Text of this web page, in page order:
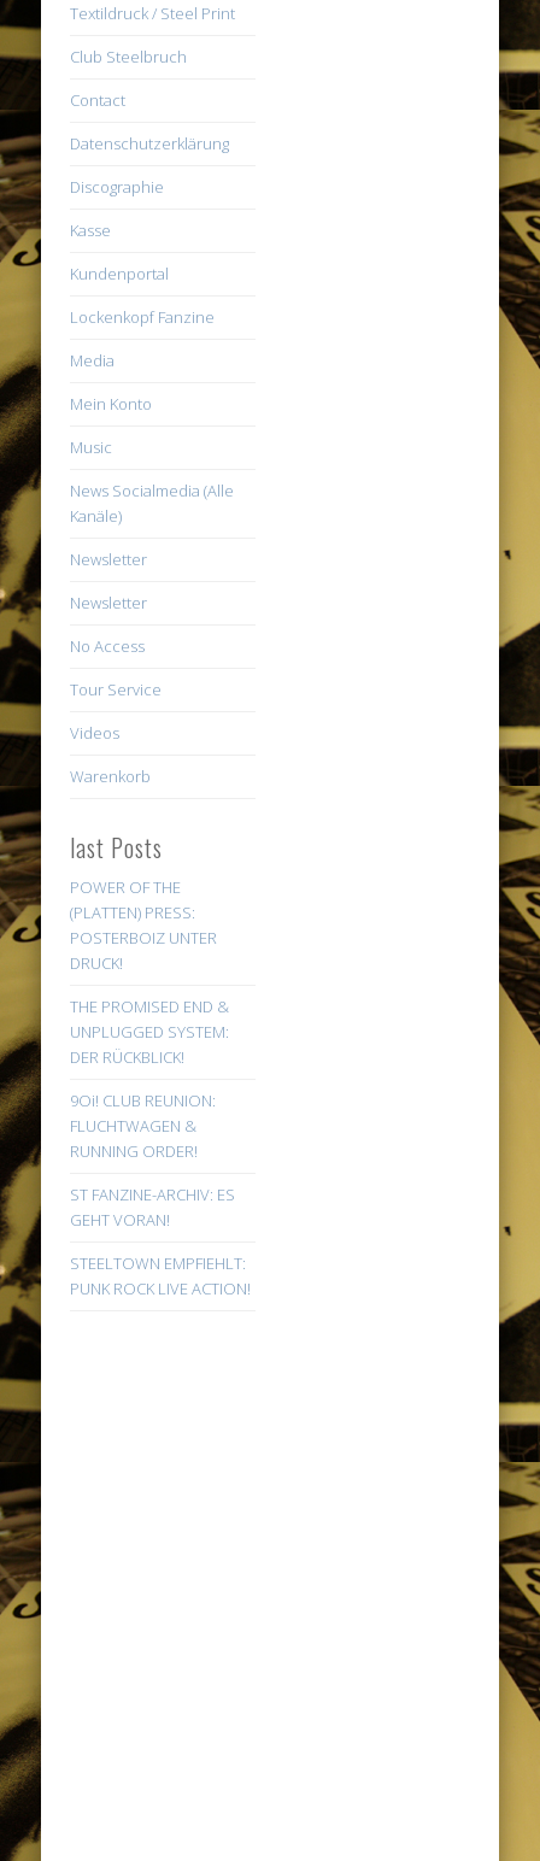
Textildruck / Steel Print
Club Steelbruch
Contact
Datenschutzerklärung
Discographie
Kasse
Kundenportal
Lockenkopf Fanzine
Media
Mein Konto
Music
News Socialmedia (Alle
Kanäle)
Newsletter
Newsletter
No Access
Tour Service
Videos
Warenkorb
last Posts
POWER OF THE
(PLATTEN) PRESS:
POSTERBOIZ UNTER
DRUCK!
THE PROMISED END &
UNPLUGGED SYSTEM:
DER RÜCKBLICK!
9Oi! CLUB REUNION:
FLUCHTWAGEN &
RUNNING ORDER!
ST FANZINE-ARCHIV: ES
GEHT VORAN!
STEELTOWN EMPFIEHLT:
PUNK ROCK LIVE ACTION!